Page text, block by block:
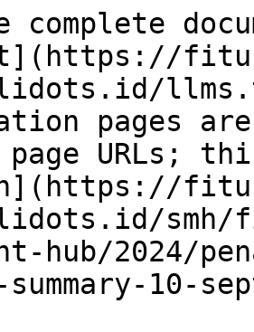
complete
pages
URLs;
smh/
hub/2024/
10-